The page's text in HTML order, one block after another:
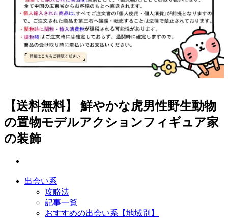
【送料無料】 鮮やかな虎男性野生動物
の置物モデルアクションフィギュア家
の装飾
出会い系
攻略法
記事一覧
おすすめの出会い系【地域別】